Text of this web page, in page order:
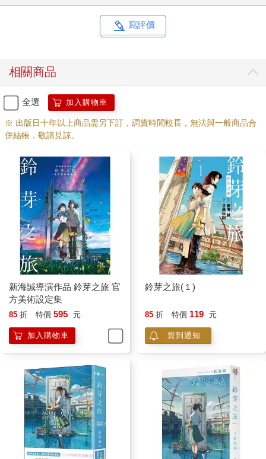
寫評價
相關商品
全選 加入購物車
※ 出版日十年以上商品需另下訂，調貨時間較長，無法與一般商品合
併結帳，敬請見諒。
新海誠導演作品 鈴芽之旅 官
方美術設定集
85 折 特價 595 元
加入購物車
鈴芽之旅(１)
85 折 特價 119 元
貨到通知